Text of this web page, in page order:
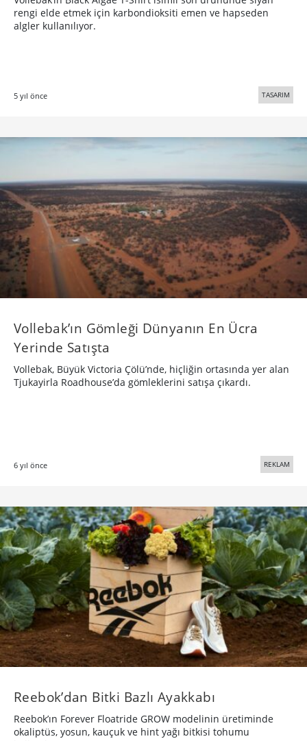
rengi elde etmek için karbondioksiti emen ve hapseden
algler kullanılıyor.
5 yıl önce TASARIM
Vollebak’ın Gömleği Dünyanın En Ücra
Yerinde Satışta
Vollebak, Büyük Victoria Çölü’nde, hiçliğin ortasında yer alan
Tjukayirla Roadhouse’da gömleklerini satışa çıkardı.
6 yıl önce REKLAM
Reebok’dan Bitki Bazlı Ayakkabı
Reebok’ın Forever Floatride GROW modelinin üretiminde
okaliptüs, yosun, kauçuk ve hint yağı bitkisi tohumu